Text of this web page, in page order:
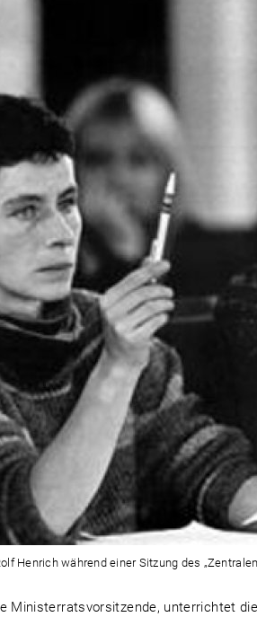
Henrich während einer Sitzung des
unterrichtet